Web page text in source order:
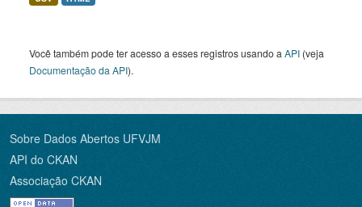
Você também pode ter acesso a esses registros usando a API (veja
Documentação da API).
Sobre Dados Abertos UFVJM
API do CKAN
Associação CKAN